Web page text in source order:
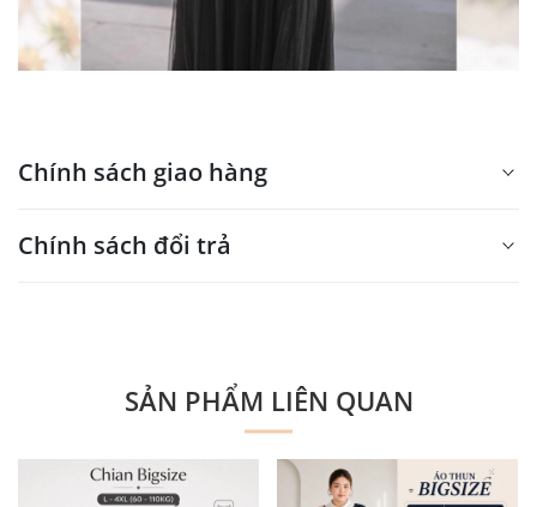
Chính sách giao hàng
Xin mời nhập nội dungtại đây
Chính sách đổi trả
SẢN PHẨM LIÊN QUAN